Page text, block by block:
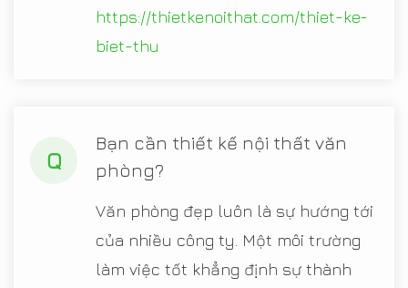
https://thietkenoithat.com/thiet-ke-
biet-thu
Q
Bạn cần thiết kế nội thất văn
phòng?
Văn phòng đẹp luôn là sự hướng tới
của nhiều công ty. Một môi trường
làm việc tốt khẳng định sự thành